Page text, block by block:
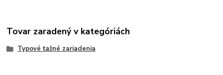
Tovar zaradený v kategóriách
Typové ťažné zariadenia